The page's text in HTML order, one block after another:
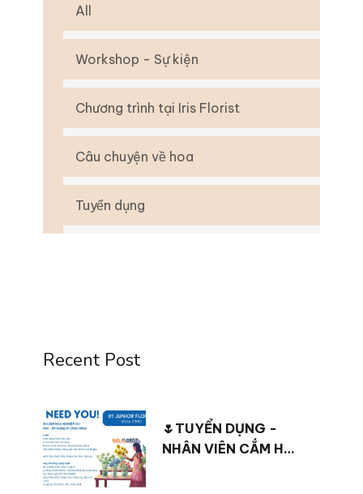
All
Workshop - Sự kiện
Chương trình tại Iris Florist
Câu chuyện về hoa
Tuyển dụng
Recent Post
🌷TUYỂN DỤNG -
NHÂN VIÊN CẮM HOA